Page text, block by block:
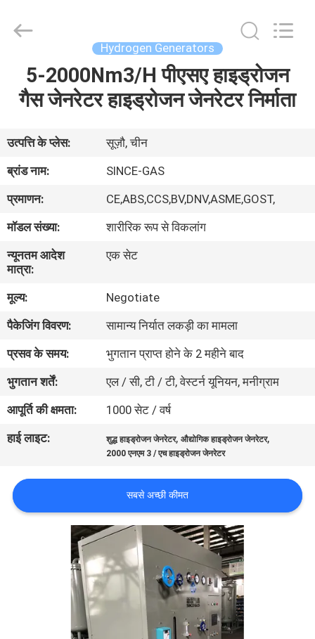
हमारे
बारे
कारखाना
गुणवत्ता
नियंत्रण
हमसे
संपर्क
करें
समाचार
Technology
Co.,Ltd.
Reserved.
Hydrogen Generators
5-2000Nm3/H पीएसए हाइड्रोजन
गैस जेनरेटर हाइड्रोजन जेनरेटर निर्माता
उत्पत्ति के प्लेस:
सूज़ौ, चीन
ब्रांड नाम:
SINCE-GAS
प्रमाणन:
CE,ABS,CCS,BV,DNV,ASME,GOST,
मॉडल संख्या:
शारीरिक रूप से विकलांग
न्यूनतम आदेश
मात्रा:
एक सेट
मूल्य:
Negotiate
पैकेजिंग विवरण:
सामान्य निर्यात लकड़ी का मामला
प्रसव के समय:
भुगतान प्राप्त होने के 2 महीने बाद
भुगतान शर्तें:
एल / सी, टी / टी, वेस्टर्न यूनियन, मनीग्राम
आपूर्ति की क्षमता:
1000 सेट / वर्ष
हाई लाइट:
शुद्ध हाइड्रोजन जेनरेटर,औद्योगिक हाइड्रोजन जेनरेटर,
2000 एनएम 3 / एच हाइड्रोजन जेनरेटर
सबसे अच्छी कीमत